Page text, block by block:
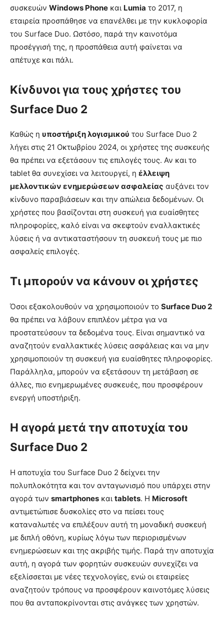
συσκευών Windows Phone και Lumia το 2017, η
εταιρεία προσπάθησε να επανέλθει με την κυκλοφορία
του Surface Duo. Ωστόσο, παρά την καινοτόμα
προσέγγισή της, η προσπάθεια αυτή φαίνεται να
απέτυχε και πάλι.
Κίνδυνοι για τους χρήστες του
Surface Duo 2
Καθώς η υποστήριξη λογισμικού του Surface Duo 2
λήγει στις 21 Οκτωβρίου 2024, οι χρήστες της συσκευής
θα πρέπει να εξετάσουν τις επιλογές τους. Αν και το
tablet θα συνεχίσει να λειτουργεί, η έλλειψη
μελλοντικών ενημερώσεων ασφαλείας αυξάνει τον
κίνδυνο παραβιάσεων και την απώλεια δεδομένων. Οι
χρήστες που βασίζονται στη συσκευή για ευαίσθητες
πληροφορίες, καλό είναι να σκεφτούν εναλλακτικές
λύσεις ή να αντικαταστήσουν τη συσκευή τους με πιο
ασφαλείς επιλογές.
Τι μπορούν να κάνουν οι χρήστες
Όσοι εξακολουθούν να χρησιμοποιούν το Surface Duo 2
θα πρέπει να λάβουν επιπλέον μέτρα για να
προστατεύσουν τα δεδομένα τους. Είναι σημαντικό να
αναζητούν εναλλακτικές λύσεις ασφάλειας και να μην
χρησιμοποιούν τη συσκευή για ευαίσθητες πληροφορίες.
Παράλληλα, μπορούν να εξετάσουν τη μετάβαση σε
άλλες, πιο ενημερωμένες συσκευές, που προσφέρουν
ενεργή υποστήριξη.
Η αγορά μετά την αποτυχία του
Surface Duo 2
Η αποτυχία του Surface Duo 2 δείχνει την
πολυπλοκότητα και τον ανταγωνισμό που υπάρχει στην
αγορά των smartphones και tablets. Η Microsoft
αντιμετώπισε δυσκολίες στο να πείσει τους
καταναλωτές να επιλέξουν αυτή τη μοναδική συσκευή
με διπλή οθόνη, κυρίως λόγω των περιορισμένων
ενημερώσεων και της ακριβής τιμής. Παρά την αποτυχία
αυτή, η αγορά των φορητών συσκευών συνεχίζει να
εξελίσσεται με νέες τεχνολογίες, ενώ οι εταιρείες
αναζητούν τρόπους να προσφέρουν καινοτόμες λύσεις
που θα ανταποκρίνονται στις ανάγκες των χρηστών.